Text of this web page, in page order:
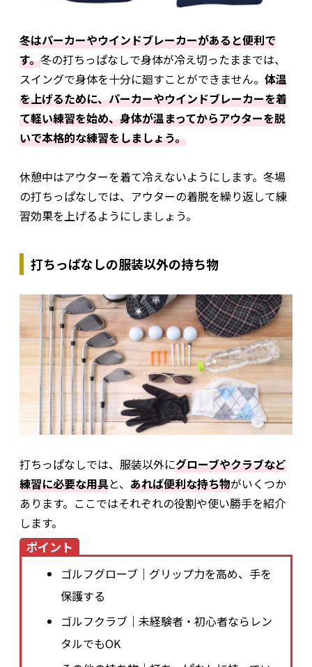
冬はパーカーやウインドブレーカーがあると便利で
す。冬の打ちっぱなしで身体が冷え切ったままでは、
スイングで身体を十分に廻すことができません。 体温
を上げるために、パーカーやウインドブレーカーを着
て軽い練習を始め、身体が温まってからアウターを脱
いで本格的な練習をしましょう。
休憩中はアウターを着て冷えないようにします。冬場
の打ちっぱなしでは、アウターの着脱を繰り返して練
習効果を上げるようにしましょう。
打ちっぱなしの服装以外の持ち物
打ちっぱなしでは、服装以外にグローブやクラブなど
練習に必要な用具と、 あれば便利な持ち物がいくつか
あります。ここではそれぞれの役割や使い勝手を紹介
します。
ポイント
ゴルフグローブ｜グリップ力を高め、手を
保護する
ゴルフクラブ｜未経験者・初心者ならレン
タルでもOK